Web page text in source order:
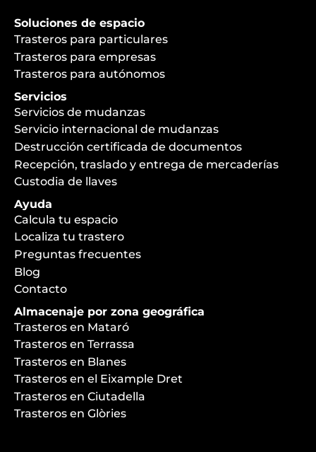
Soluciones de espacio
Trasteros para particulares
Trasteros para empresas
Trasteros para autónomos
Servicios
Servicios de mudanzas
Servicio internacional de mudanzas
Destrucción certificada de documentos
Recepción, traslado y entrega de mercaderías
Custodia de llaves
Ayuda
Calcula tu espacio
Localiza tu trastero
Preguntas frecuentes
Blog
Contacto
Almacenaje por zona geográfica
Trasteros en Mataró
Trasteros en Terrassa
Trasteros en Blanes
Trasteros en el Eixample Dret
Trasteros en Ciutadella
Trasteros en Glòries